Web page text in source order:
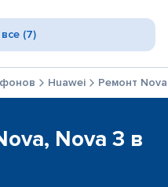
(7)
Huawei Ремонт
Nova 3 в